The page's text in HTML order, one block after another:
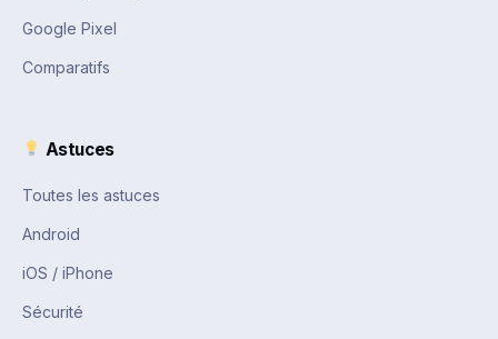
Google Pixel
Comparatifs
Astuces
Toutes les astuces
Android
iOS / iPhone
Sécurité